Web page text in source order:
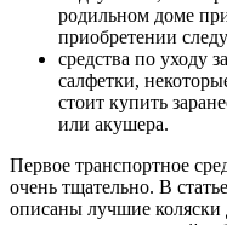
родильном доме
приобретении
средства по уходу
салфетки,
стоит купить
или акушера.
Первое транспортное
очень тщательно. В
описаны лучшие